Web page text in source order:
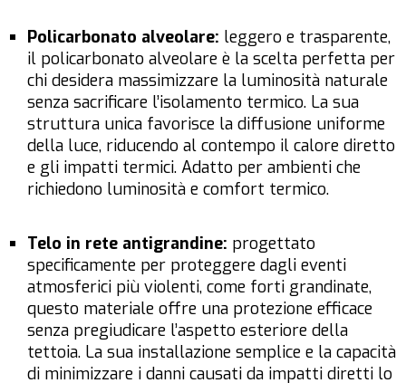
Policarbonato alveolare: leggero e trasparente,
il policarbonato alveolare è la scelta perfetta per
chi desidera massimizzare la luminosità naturale
senza sacrificare l’isolamento termico. La sua
struttura unica favorisce la diffusione uniforme
della luce, riducendo al contempo il calore diretto
e gli impatti termici. Adatto per ambienti che
richiedono luminosità e comfort termico.
Telo in rete antigrandine: progettato
specificamente per proteggere dagli eventi
atmosferici più violenti, come forti grandinate,
questo materiale offre una protezione efficace
senza pregiudicare l’aspetto esteriore della
tettoia. La sua installazione semplice e la capacità
di minimizzare i danni causati da impatti diretti lo